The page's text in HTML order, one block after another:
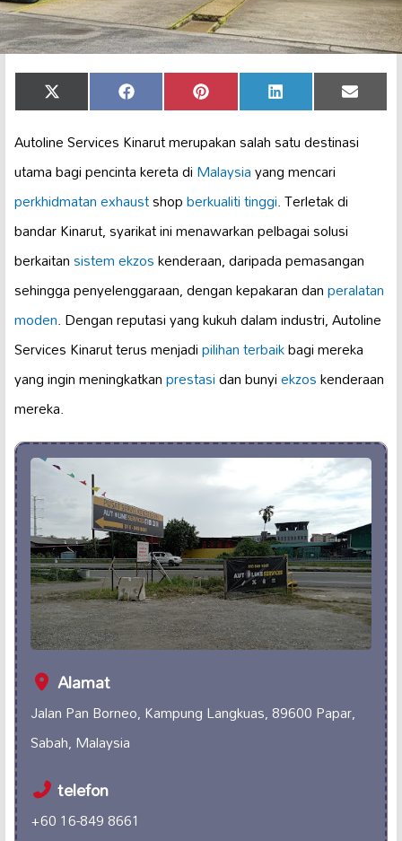
Share
on
X
(Twitter)
Share
on
Facebook Share
on
Pinterest Share
on
LinkedIn Share
on
Email
Autoline Services Kinarut merupakan salah satu destinasi
utama bagi pencinta kereta diMalaysiayang mencari
perkhidmatan exhaustshopberkualiti tinggi. Terletak di
bandar Kinarut, syarikat ini menawarkan pelbagai solusi
berkaitansistem ekzoskenderaan, daripada pemasangan
sehingga penyelenggaraan, dengan kepakaran danperalatan
moden. Dengan reputasi yang kukuh dalam industri, Autoline
Services Kinarut terus menjadipilihan terbaikbagi mereka
yang ingin meningkatkanprestasidan bunyiekzoskenderaan
mereka.
Alamat
Jalan Pan Borneo, Kampung Langkuas, 89600 Papar,
Sabah, Malaysia
telefon
+60 16-849 8661